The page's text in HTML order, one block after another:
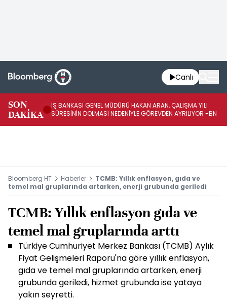
Canlı
SON
DAKİKA
İŞ BANKASI GENEL MÜDÜRÜ HAKAN ARAN, ÇALIŞMA YILI
SÜRESİNİN DOLMASI NEDENİYLE GÖREVDEN AYRILIYOR -BN
Bloomberg HT Haberler
TCMB: Yıllık enflasyon, gıda ve
temel mal gruplarında artarken, enerji grubunda geriledi
TCMB: Yıllık enflasyon gıda ve
temel mal gruplarında arttı
Türkiye Cumhuriyet Merkez Bankası (TCMB) Aylık
Fiyat Gelişmeleri Raporu'na göre yıllık enflasyon,
gıda ve temel mal gruplarında artarken, enerji
grubunda geriledi, hizmet grubunda ise yataya
yakın seyretti.